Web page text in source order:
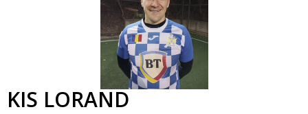
KIS LORAND